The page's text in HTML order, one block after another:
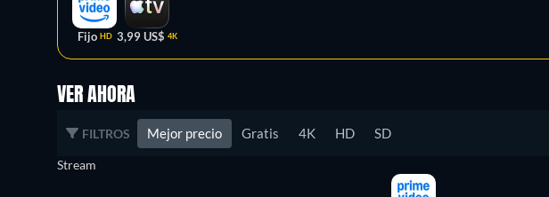
Fijo HD 3,99 US$ 4K
VER AHORA
FILTROS Mejor precio Gratis 4K HD SD
Stream